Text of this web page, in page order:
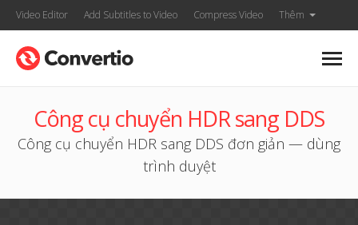
Video Editor Add Subtitles to Video Compress Video Thêm
Công cụ chuyển HDR sang DDS
Công cụ chuyển HDR sang DDS đơn giản — dùng
trình duyệt